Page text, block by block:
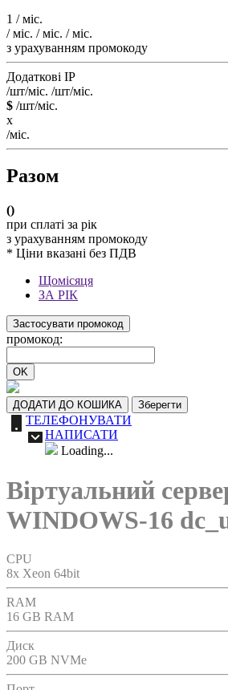
1 / міс.
/ міс. / міс. / міс.
з урахуванням промокоду
Додаткові IP
/шт/міс. /шт/міс.
$ /шт/міс.
x
/міс.
Разом
()
при сплаті за рік
з урахуванням промокоду
* Ціни вказані без ПДВ
Щомісяця
ЗА РІК
Застосувати промокод
промокод:
OK
ДОДАТИ ДО КОШИКА Зберегти
ТЕЛЕФОНУВАТИ
НАПИСАТИ
Loading...
Віртуальний
WINDOWS-16
CPU
8x Xeon 64bit
RAM
16 GB RAM
Диск
200 GB NVMe